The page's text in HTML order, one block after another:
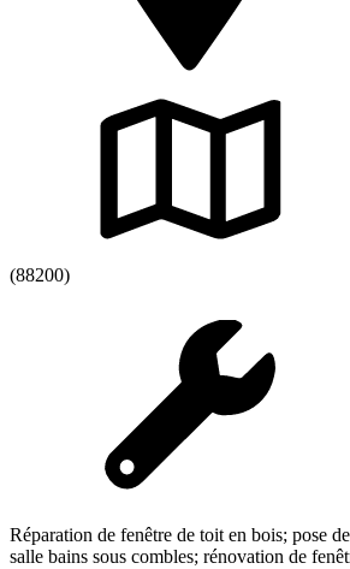
(88200)
Réparation de fenêtre de toit en bois; pose
salle bains sous combles; rénovation de